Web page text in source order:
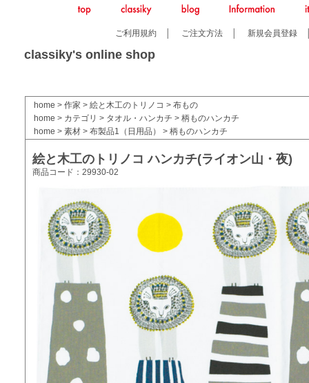
ご利用規約 ご注文方法 新規会員登録
classiky's online shop
home > 作家 > 絵と木工のトリノコ > 布もの
home > カテゴリ > タオル・ハンカチ > 柄ものハンカチ
home > 素材 > 布製品1（日用品） > 柄ものハンカチ
絵と木工のトリノコ ハンカチ(ライオン山・夜)
商品コード：29930-02